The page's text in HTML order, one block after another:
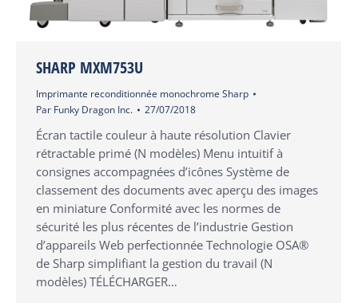
SHARP MXM753U
Imprimante reconditionnée monochrome Sharp
Par Funky Dragon Inc. 27/07/2018
Écran tactile couleur à haute résolution Clavier
rétractable primé (N modèles) Menu intuitif à
consignes accompagnées d’icônes Système de
classement des documents avec aperçu des images
en miniature Conformité avec les normes de
sécurité les plus récentes de l’industrie Gestion
d’appareils Web perfectionnée Technologie OSA®
de Sharp simplifiant la gestion du travail (N
modèles) TÉLÉCHARGER…